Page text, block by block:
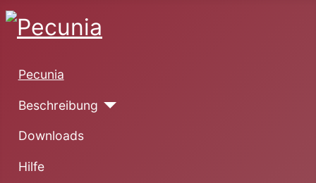
Pecunia
Beschreibung
Downloads
Hilfe